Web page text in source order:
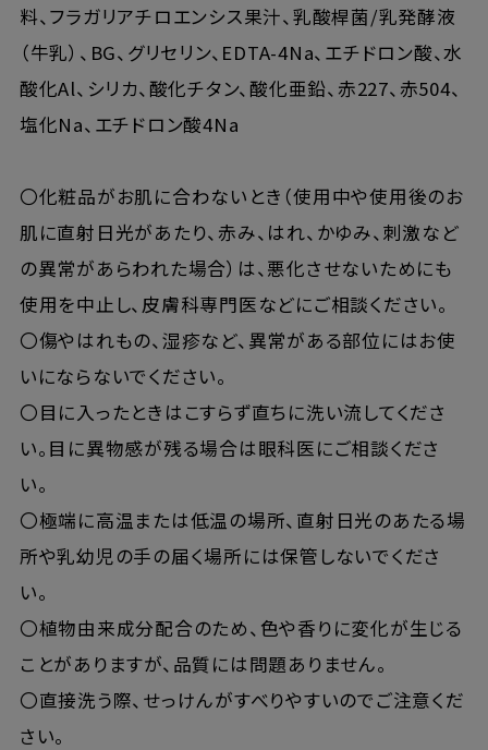
料、フラガリアチロエンシス果汁、乳酸桿菌/乳発酵液
（牛乳）、BG、グリセリン、EDTA-4Na、エチドロン酸、水
酸化Al、シリカ、酸化チタン、酸化亜鉛、赤227、赤504、
塩化Na、エチドロン酸4Na
〇化粧品がお肌に合わないとき（使用中や使用後のお
肌に直射日光があたり、赤み、はれ、かゆみ、刺激など
の異常があらわれた場合）は、悪化させないためにも
使用を中止し、皮膚科専門医などにご相談ください。
〇傷やはれもの、湿疹など、異常がある部位にはお使
いにならないでください。
〇目に入ったときはこすらず直ちに洗い流してくださ
い。目に異物感が残る場合は眼科医にご相談くださ
い。
〇極端に高温または低温の場所、直射日光のあたる場
所や乳幼児の手の届く場所には保管しないでくださ
い。
〇植物由来成分配合のため、色や香りに変化が生じる
ことがありますが、品質には問題ありません。
〇直接洗う際、せっけんがすべりやすいのでご注意くだ
さい。